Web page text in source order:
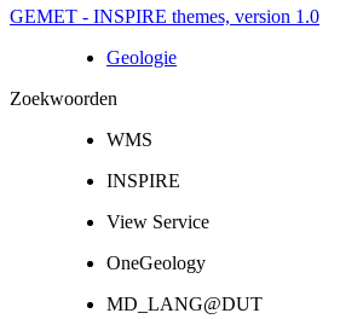
GEMET - INSPIRE themes, version 1.0
Geologie
Zoekwoorden
WMS
INSPIRE
View Service
OneGeology
MD_LANG@DUT